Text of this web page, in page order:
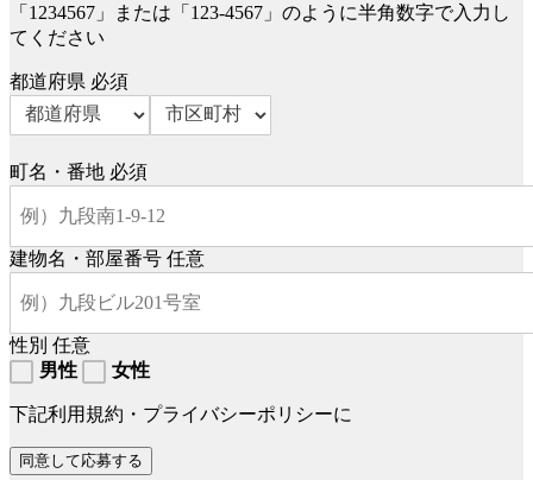
「1234567」または「123-4567」のように半角数字で入力し
てください
都道府県 必須
町名・番地 必須
建物名・部屋番号 任意
性別 任意
男性
女性
下記利用規約・プライバシーポリシーに